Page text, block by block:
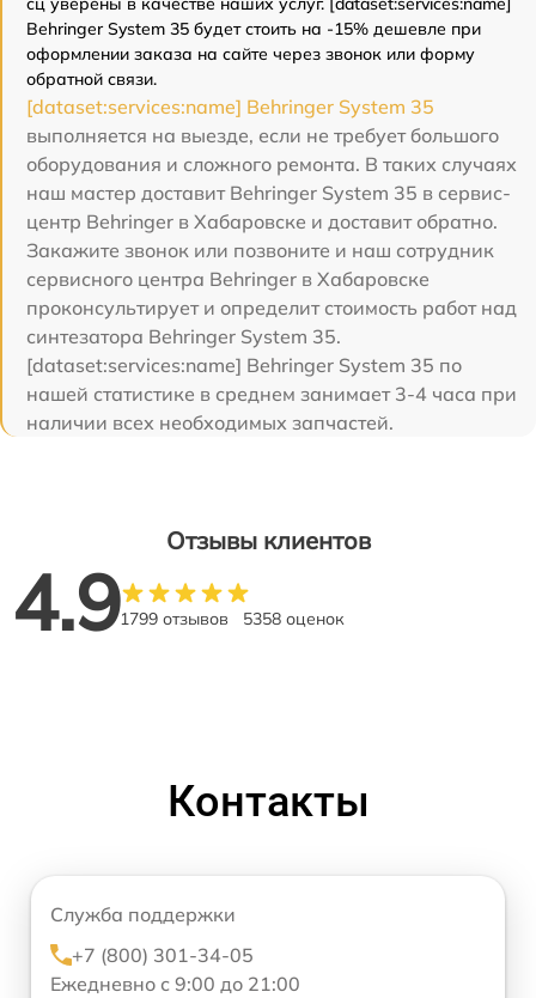
Behringer System 35 будет стоить на -15% дешевле при
оформлении заказа на сайте через звонок или форму
обратной связи.
[dataset:services:name] Behringer System 35
выполняется на выезде, если не требует большого
оборудования и сложного ремонта. В таких случаях
наш мастер доставит Behringer System 35 в сервис-
центр Behringer в Хабаровске и доставит обратно.
Закажите звонок или позвоните и наш сотрудник
сервисного центра Behringer в Хабаровске
проконсультирует и определит стоимость работ над
синтезатора Behringer System 35.
[dataset:services:name] Behringer System 35 по
нашей статистике в среднем занимает 3-4 часа при
наличии всех необходимых запчастей.
Отзывы клиентов
4.91799 отзывов 5358 оценок
Контакты
Служба поддержки
+7 (800) 301-34-05
Ежедневно с 9:00 до 21:00